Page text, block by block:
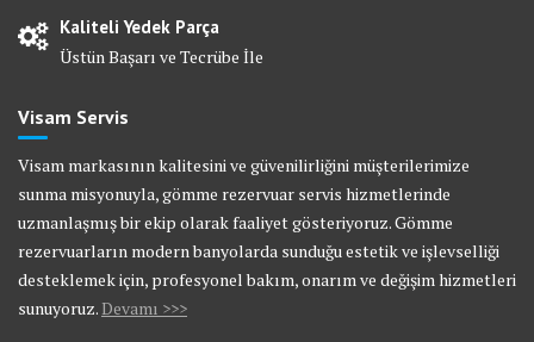
Kaliteli Yedek Parça
Üstün Başarı ve Tecrübe İle
Visam Servis
Visam markasının kalitesini ve güvenilirliğini müşterilerimize
sunma misyonuyla, gömme rezervuar servis hizmetlerinde
uzmanlaşmış bir ekip olarak faaliyet gösteriyoruz. Gömme
rezervuarların modern banyolarda sunduğu estetik ve işlevselliği
desteklemek için, profesyonel bakım, onarım ve değişim hizmetleri
sunuyoruz. Devamı >>>